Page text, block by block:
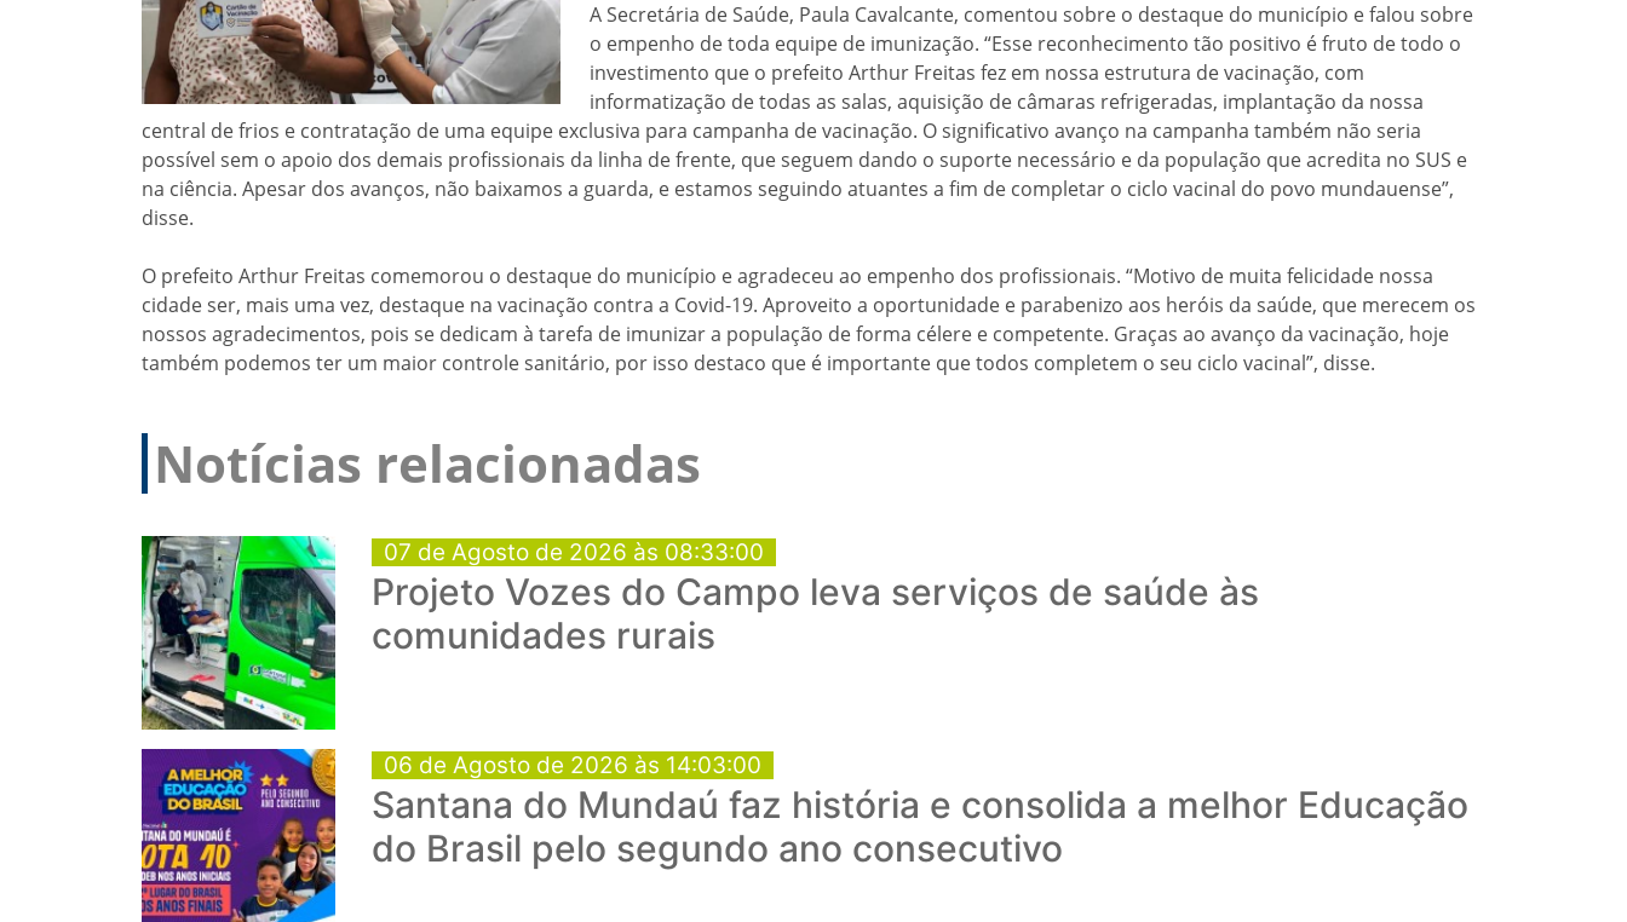
A Secretária de Saúde, Paula Cavalcante, comentou sobre o destaque do município e falou sobre
o empenho de toda equipe de imunização. “Esse reconhecimento tão positivo é fruto de todo o
investimento que o prefeito Arthur Freitas fez em nossa estrutura de vacinação, com
informatização de todas as salas, aquisição de câmaras refrigeradas, implantação da nossa
central de frios e contratação de uma equipe exclusiva para campanha de vacinação. O significativo avanço na campanha também não seria
possível sem o apoio dos demais profissionais da linha de frente, que seguem dando o suporte necessário e da população que acredita no SUS e
na ciência. Apesar dos avanços, não baixamos a guarda, e estamos seguindo atuantes a fim de completar o ciclo vacinal do povo mundauense”,
disse.
O prefeito Arthur Freitas comemorou o destaque do município e agradeceu ao empenho dos profissionais. “Motivo de muita felicidade nossa
cidade ser, mais uma vez, destaque na vacinação contra a Covid-19. Aproveito a oportunidade e parabenizo aos heróis da saúde, que merecem os
nossos agradecimentos, pois se dedicam à tarefa de imunizar a população de forma célere e competente. Graças ao avanço da vacinação, hoje
também podemos ter um maior controle sanitário, por isso destaco que é importante que todos completem o seu ciclo vacinal”, disse.
Notícias relacionadas
07 de Agosto de 2026 às 08:33:00
Projeto Vozes do Campo leva serviços de saúde às
comunidades rurais
06 de Agosto de 2026 às 14:03:00
Santana do Mundaú faz história e consolida a melhor Educação
do Brasil pelo segundo ano consecutivo